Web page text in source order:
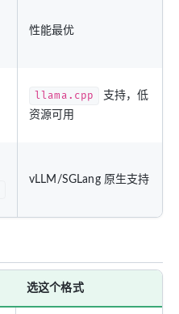
性能最优
llama.cpp
支持，低
资源可用
vLLM/SGLang 原生支持
选这个格式